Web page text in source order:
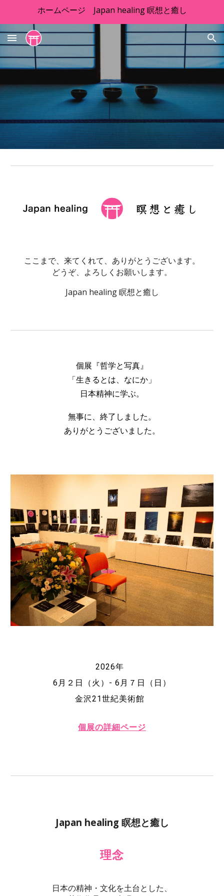
ホームページ Japan healing 瞑想と癒し
ここまで、来てくれて、ありがとうございます。
どうぞ、よろしくお願いします。
Japan healing 瞑想と癒し
個展『哲学と写真』
「生きるとは、なにか」
日本精神に学ぶ。
無事に、終了しました。
ありがとうございました。
2026年
6月２日（火）- 6月７日（日）
金沢21世紀美術館
個展の詳細ページ
Japan healing 瞑想と癒し
理念
日本の精神・文化を土台とした、